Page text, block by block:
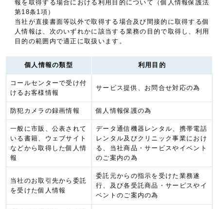
報を取得する場合における利用目的について（個人情報保護法
第18条1項）
当社が直接書面等以外で取得する場合及び間接的に取得する個
人情報は、次のいずれかに該当する業務の目的で取得し、利用
目的の範囲内で適正に取扱います。
個人情報の類型 利用目的
コールセンターで受け付
けるお客様情報
サービス提供、お問合せ対応の為
防犯カメラの録画情報 個人情報保護の為
一般に市販、公表されて
いる書籍、ウェブサイト
などから取得した個人情
報
データ通信機器レンタル、携帯電話
レンタル及びクリニック事業におけ
る、当社商品・サービスやイベント
のご案内の為
当社のお取引先から委託
を受けた個人情報
委託元からの指示を受けた業務遂
行、及び各受託商品・サービスやイ
ベントのご案内の為